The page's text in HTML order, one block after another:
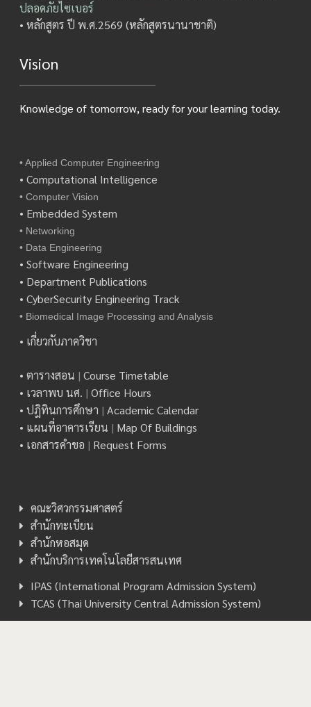
ปลอดภัยไซเบอร์
• หลักสูตร ปี พ.ศ.2569 (หลักสูตรนานาชาติ)
Vision
Knowledge of tomorrow, ready for your learning today.
• Applied Computer Engineering
• Computational Intelligence
• Computer Vision
• Embedded System
• Networking
• Data Engineering
• Software Engineering
• Department Publications
• CyberSecurity Engineering Track
• Biomedical Image Processing and Analysis
• เกี่ยวกับภาควิชา
• ตารางสอน | Course Timetable
• เวลาพบ นศ. | Office Hours
• ปฎิทินการศึกษา | Academic Calendar
• แผนที่อาคารเรียน | Map Of Buildings
• เอกสารคำขอ | Request Forms
คณะวิศวกรรมศาสตร์
สำนักทะเบียน
สำนักหอสมุด
สำนักบริการเทคโนโลยีสารสนเทศ
IPAS (International Program Admission System)
TCAS (Thai University Central Admission System)